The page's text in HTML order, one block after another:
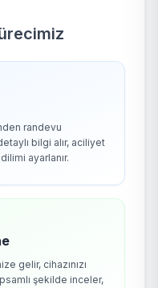
randevu
bilgi alır, aciliyet
ayarlanır.
gelir, cihazınızı
şekilde inceler,